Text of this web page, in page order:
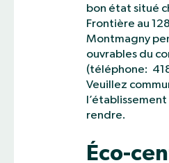
bon état situé
Frontière au
Montmagny
ouvrables du
(téléphone:
Veuillez
rendre.
Éco-